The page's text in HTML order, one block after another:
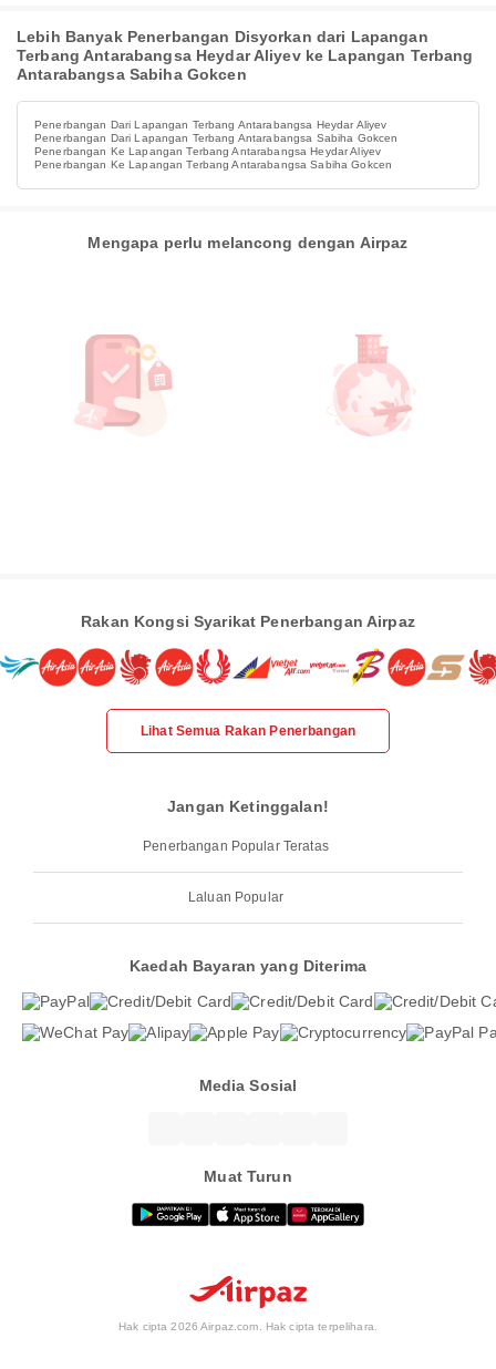
Lebih Banyak Penerbangan Disyorkan dari Lapangan
Terbang Antarabangsa Heydar Aliyev ke Lapangan Terbang
Antarabangsa Sabiha Gokcen
Penerbangan Dari Lapangan Terbang Antarabangsa Heydar Aliyev
Penerbangan Dari Lapangan Terbang Antarabangsa Sabiha Gokcen
Penerbangan Ke Lapangan Terbang Antarabangsa Heydar Aliyev
Penerbangan Ke Lapangan Terbang Antarabangsa Sabiha Gokcen
Mengapa perlu melancong dengan Airpaz
Rakan Kongsi Syarikat Penerbangan Airpaz
Lihat Semua Rakan Penerbangan
Jangan Ketinggalan!
Penerbangan Popular Teratas
Laluan Popular
Kaedah Bayaran yang Diterima
Media Sosial
Muat Turun
Hak cipta 2026 Airpaz.com. Hak cipta terpelihara.